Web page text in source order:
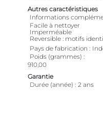
Autres caractéristiques
Informations
Facile à nettoyer
Imperméable
Reversible : motifs
Pays de fabrication
Poids (grammes)
910,00
Garantie
Durée (année)
2 ans